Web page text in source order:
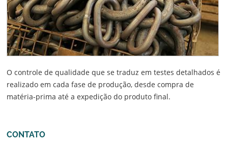
O controle de qualidade que se traduz em testes detalhados é
realizado em cada fase de produção, desde compra de
matéria-prima até a expedição do produto final.
CONTATO